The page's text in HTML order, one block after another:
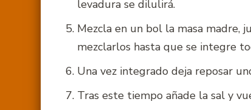
levadura se dilulirá.
Mezcla en un bol la masa madre,
mezclarlos hasta que se integre
Una vez integrado deja reposar
Tras este tiempo añade la sal y